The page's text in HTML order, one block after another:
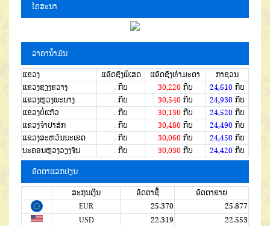
ໂຄສະນາ
ລາຄານໍ້າມັນ
ແຂວງ ແອັດຊັງພິເສດ ແອັດຊັງທຳມະດາ
ກາຊວນ
ແຂວງຊຽງຂວາງ
. ກີບ 30,220ກີບ 24,610ກີບ
ແຂວງຫຼວງພະບາງ
. ກີບ 30,540ກີບ 24,930ກີບ
ແຂວງບໍ່ແກ້ວ
. ກີບ 30,130ກີບ 24,520ກີບ
ແຂວງຈໍາປາສັກ
. ກີບ 30,480ກີບ 24,490ກີບ
ແຂວງສະຫວັນນະເຂດ
. ກີບ 30,060ກີບ 24,450ກີບ
ນະຄອນຫຼວງວຽງຈັນ
. ກີບ 30,030ກີບ 24,420ກີບ
ອັດຕາແລກປ່ຽນ
ສະກຸນເງີນ ອັດຕາຊື້
ອັດຕາຂາຍ
EUR
25.370
25.877
USD
22.319
22.553